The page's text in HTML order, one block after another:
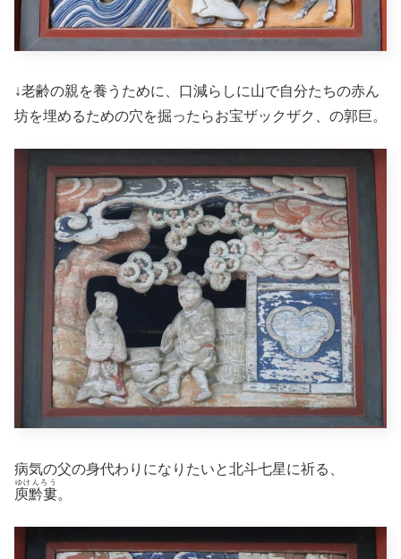
↓老齢の親を養うために、口減らしに山で自分たちの赤ん
坊を埋めるための穴を掘ったらお宝ザックザク、の郭巨。
病気の父の身代わりになりたいと北斗七星に祈る、
庾黔婁
ゆけんろう
。